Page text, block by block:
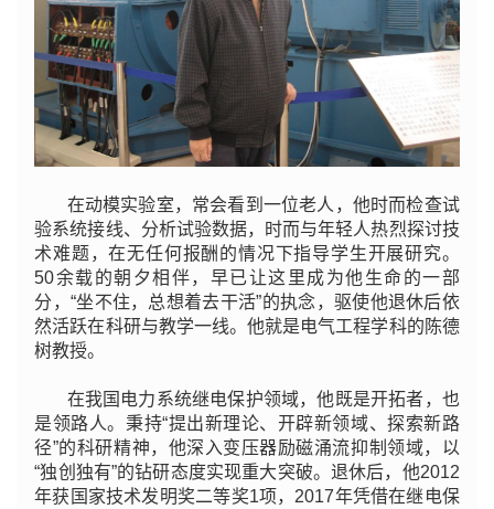
在动模实验室，常会看到一位老人，他时而检查试
验系统接线、分析试验数据，时而与年轻人热烈探讨技
术难题，在无任何报酬的情况下指导学生开展研究。
50余载的朝夕相伴，早已让这里成为他生命的一部
分，“坐不住，总想着去干活”的执念，驱使他退休后依
然活跃在科研与教学一线。他就是电气工程学科的陈德
树教授。
在我国电力系统继电保护领域，他既是开拓者，也
是领路人。秉持“提出新理论、开辟新领域、探索新路
径”的科研精神，他深入变压器励磁涌流抑制领域，以
“独创独有”的钻研态度实现重大突破。退休后，他2012
年获国家技术发明奖二等奖1项，2017年凭借在继电保